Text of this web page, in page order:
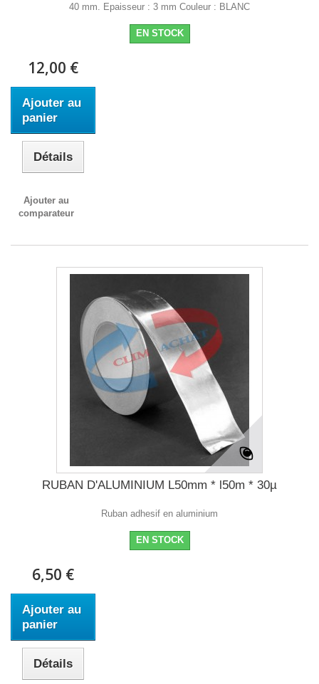
40 mm. Epaisseur : 3 mm Couleur : BLANC
EN STOCK
12,00 €
Ajouter au
panier
Détails
Ajouter au
comparateur
RUBAN D'ALUMINIUM L50mm * l50m * 30µ
Ruban adhesif en aluminium
EN STOCK
6,50 €
Ajouter au
panier
Détails